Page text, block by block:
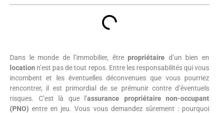
Dans le monde de l’immobilier, êtrepropriétaire d’un bien en
location n’est pas de tout repos. Entre les responsabilités qui vous
incombent et les éventuelles déconvenues que vous pourriez
rencontrer, il est primordial de se prémunir contre d’éventuels
risques. C’est là que l’assurance propriétaire non-occupant
(PNO) entre en jeu. Vous vous demandez sûrement : pourquoi